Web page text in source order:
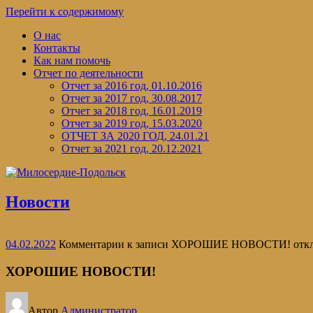
Перейти к содержимому
О нас
Контакты
Как нам помочь
Отчет по деятельности
Отчет за 2016 год, 01.10.2016
Отчет за 2017 год, 30.08.2017
Отчет за 2018 год, 16.01.2019
Отчет за 2019 год, 15.03.2020
ОТЧЕТ ЗА 2020 ГОД, 24.01.21
Отчет за 2021 год, 20.12.2021
Новости
04.02.2022 Комментарии к записи ХОРОШИЕ НОВОСТИ!
ХОРОШИЕ НОВОСТИ!